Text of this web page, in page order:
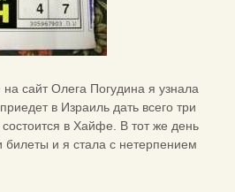
сайт Олега Погудина я узнала
в Израиль дать всего три
в Хайфе. В тот же день
билеты и я стала с нетерпением